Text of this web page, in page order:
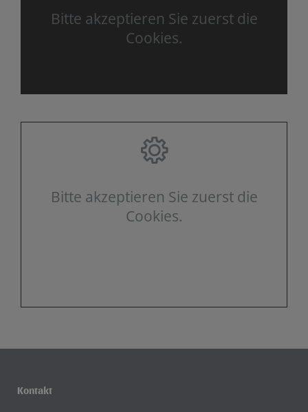
Bitte akzeptieren Sie zuerst die
Cookies.
Bitte akzeptieren Sie zuerst die
Cookies.
Kontakt